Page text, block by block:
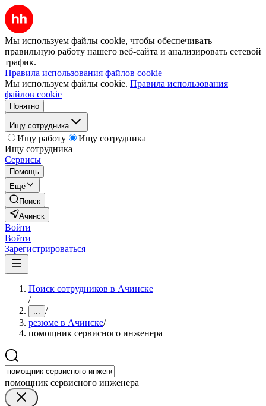
Мы используем файлы cookie, чтобы обеспечивать
правильную работу нашего веб-сайта и анализировать сетевой
трафик.
Правила использования файлов cookie
Мы используем файлы cookie. Правила использования
файлов cookie
Понятно
Ищу сотрудника
Ищу работу
Ищу сотрудника
Ищу сотрудника
Сервисы
Помощь
Ещё
Поиск
Ачинск
Войти
Войти
Зарегистрироваться
Поиск сотрудников в Ачинске
/
... /
резюме в Ачинске/
помощник сервисного инженера
помощник сервисного инженера